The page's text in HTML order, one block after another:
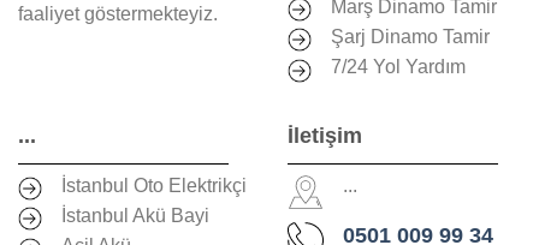
faaliyet göstermekteyiz.
Marş Dinamo Tamir
Şarj Dinamo Tamir
7/24 Yol Yardım
...
İstanbul Oto Elektrikçi
İstanbul Akü Bayi
İletişim
...
0501 009 99 34